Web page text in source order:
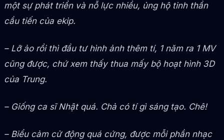
một sự phát triển và nỗ lực nhiều, ủng hộ tinh thần
cầu tiến của ekip.
– Lỡ ảo rồi thì đầu tư hình ảnh thêm tí, 1 năm ra 1 MV
cũng được, chứ xem thấy thua mấy bộ hoạt hình 3D
của Trung.
– Giống ca sĩ Nhật quá. Chả có tí gì sáng tạo. Chê!
– Biểu cảm cử động quá cứng, được mỗi phần nhạc